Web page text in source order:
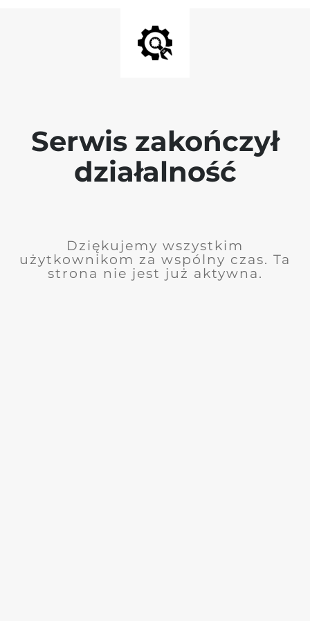
Serwis zakończył
działalność
Dziękujemy wszystkim
użytkownikom za wspólny czas. Ta
strona nie jest już aktywna.